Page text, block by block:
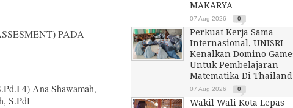
PADA
4) Ana Shawamah,
S.PdI
MAKARYA
07 Aug 2026 0
Perkuat Kerja Sama
Internasional, UNISRI
Kenalkan Domino
Untuk Pembelajaran
Matematika Di Thailand
07 Aug 2026 0
Wakil Wali Kota Lepas